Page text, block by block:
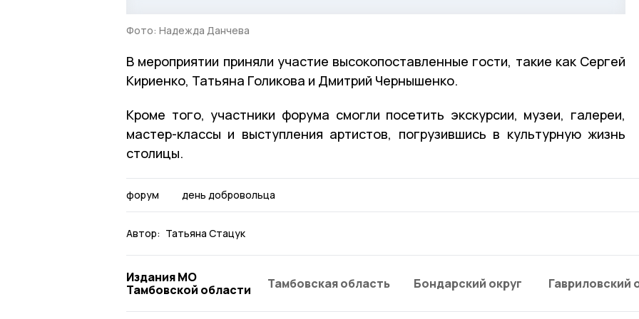
Фото: Надежда Данчева
В мероприятии приняли участие высокопоставленные гости, такие как Сергей
Кириенко, Татьяна Голикова и Дмитрий Чернышенко.
Кроме того, участники форума смогли посетить экскурсии, музеи, галереи,
мастер-классы и выступления артистов, погрузившись в культурную жизнь
столицы.
форум день добровольца
Автор: Татьяна Стацук
Издания МО
Тамбовской области
Тамбовская область Бондарский округ Гавриловский